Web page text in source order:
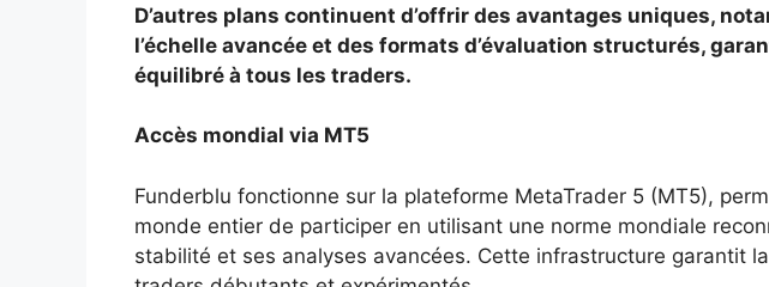
D’autres plans continuent d’offrir des avantages uniques,
l’échelle avancée et des formats d’évaluation structurés,
équilibré à tous les traders.
Accès mondial via MT5
Funderblu fonctionne sur la plateforme MetaTrader 5 (MT5),
monde entier de participer en utilisant une norme mondiale
stabilité et ses analyses avancées. Cette infrastructure garantit